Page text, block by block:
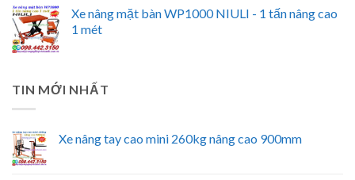
Xe nâng mặt bàn WP1000 NIULI - 1 tấn nâng cao
1 mét
TIN MỚI NHẤT
Xe nâng tay cao mini 260kg nâng cao 900mm